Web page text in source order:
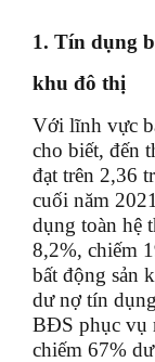
1. Tín dụng
khu đô thị
Với lĩnh vực
cho biết, đến
đạt trên 2,36
cuối năm
dụng toàn hệ
8,2%, chiếm
bất động sản
dư nợ tín
BĐS phục vụ
chiếm 67%